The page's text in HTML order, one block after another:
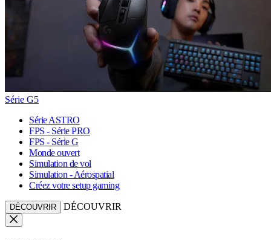
Série G5
Série ASTRO
FPS - Série PRO
FPS - Série G
Monde ouvert
Simulation de vol
Simulation - Aérospatial
Créez votre setup gaming
DÉCOUVRIR DÉCOUVRIR